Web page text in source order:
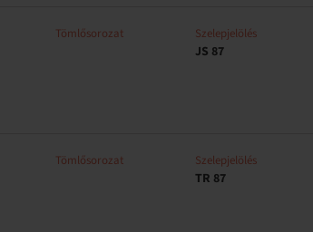
Tömlősorozat Szelepjelölés
JS 87
Tömlősorozat Szelepjelölés
TR 87